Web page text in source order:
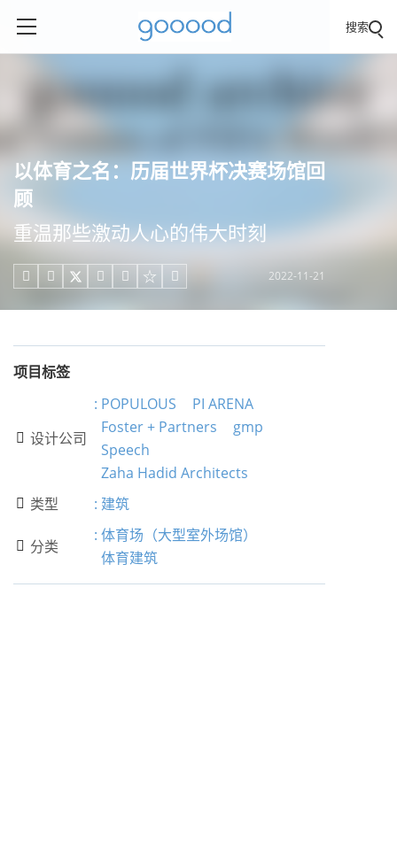
搜索
以体育之名：历届世界杯决赛场馆回
顾
重温那些激动人心的伟大时刻
     2022-11-21
项目标签
 设计公司
: POPULOUS
PI ARENA
Foster + Partners
gmp
Speech
Zaha Hadid Architects
 类型 : 建筑
 分类
: 体育场（大型室外场馆）
体育建筑